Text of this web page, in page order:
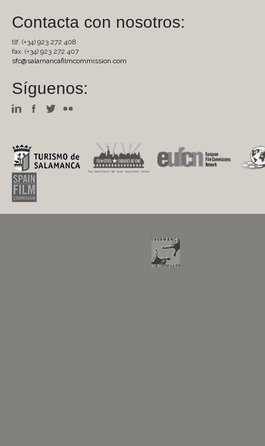
Contacta con nosotros:
tlf. (+34) 923 272 408
fax. (+34) 923 272 407
sfc@salamancafilmcommission.com
Síguenos: